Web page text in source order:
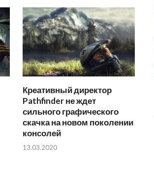
Креативный директор
Pathfinder не ждет
сильного графического
скачка на новом поколении
консолей
13.03.2020